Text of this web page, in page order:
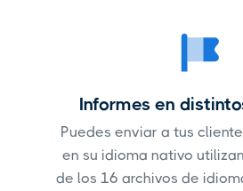
Informes en
Puedes enviar a tus
en su idioma nativo
de los 16 archivos de